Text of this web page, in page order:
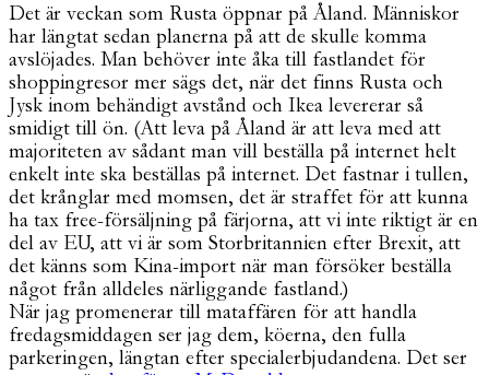
Det är veckan som Rusta öppnar på Åland. Människor
har längtat sedan planerna på att de skulle komma
avslöjades. Man behöver inte åka till fastlandet för
shoppingresor mer sägs det, när det finns Rusta och
Jysk inom behändigt avstånd och Ikea levererar så
smidigt till ön. (Att leva på Åland är att leva med att
majoriteten av sådant man vill beställa på internet helt
enkelt inte ska beställas på internet. Det fastnar i tullen,
det krånglar med momsen, det är straffet för att kunna
ha tax free-försäljning på färjorna, att vi inte riktigt är en
del av EU, att vi är som Storbritannien efter Brexit, att
det känns som Kina-import när man försöker beställa
något från alldeles närliggande fastland.)
När jag promenerar till mataffären för att handla
fredagsmiddagen ser jag dem, köerna, den fulla
parkeringen, längtan efter specialerbjudandena. Det ser